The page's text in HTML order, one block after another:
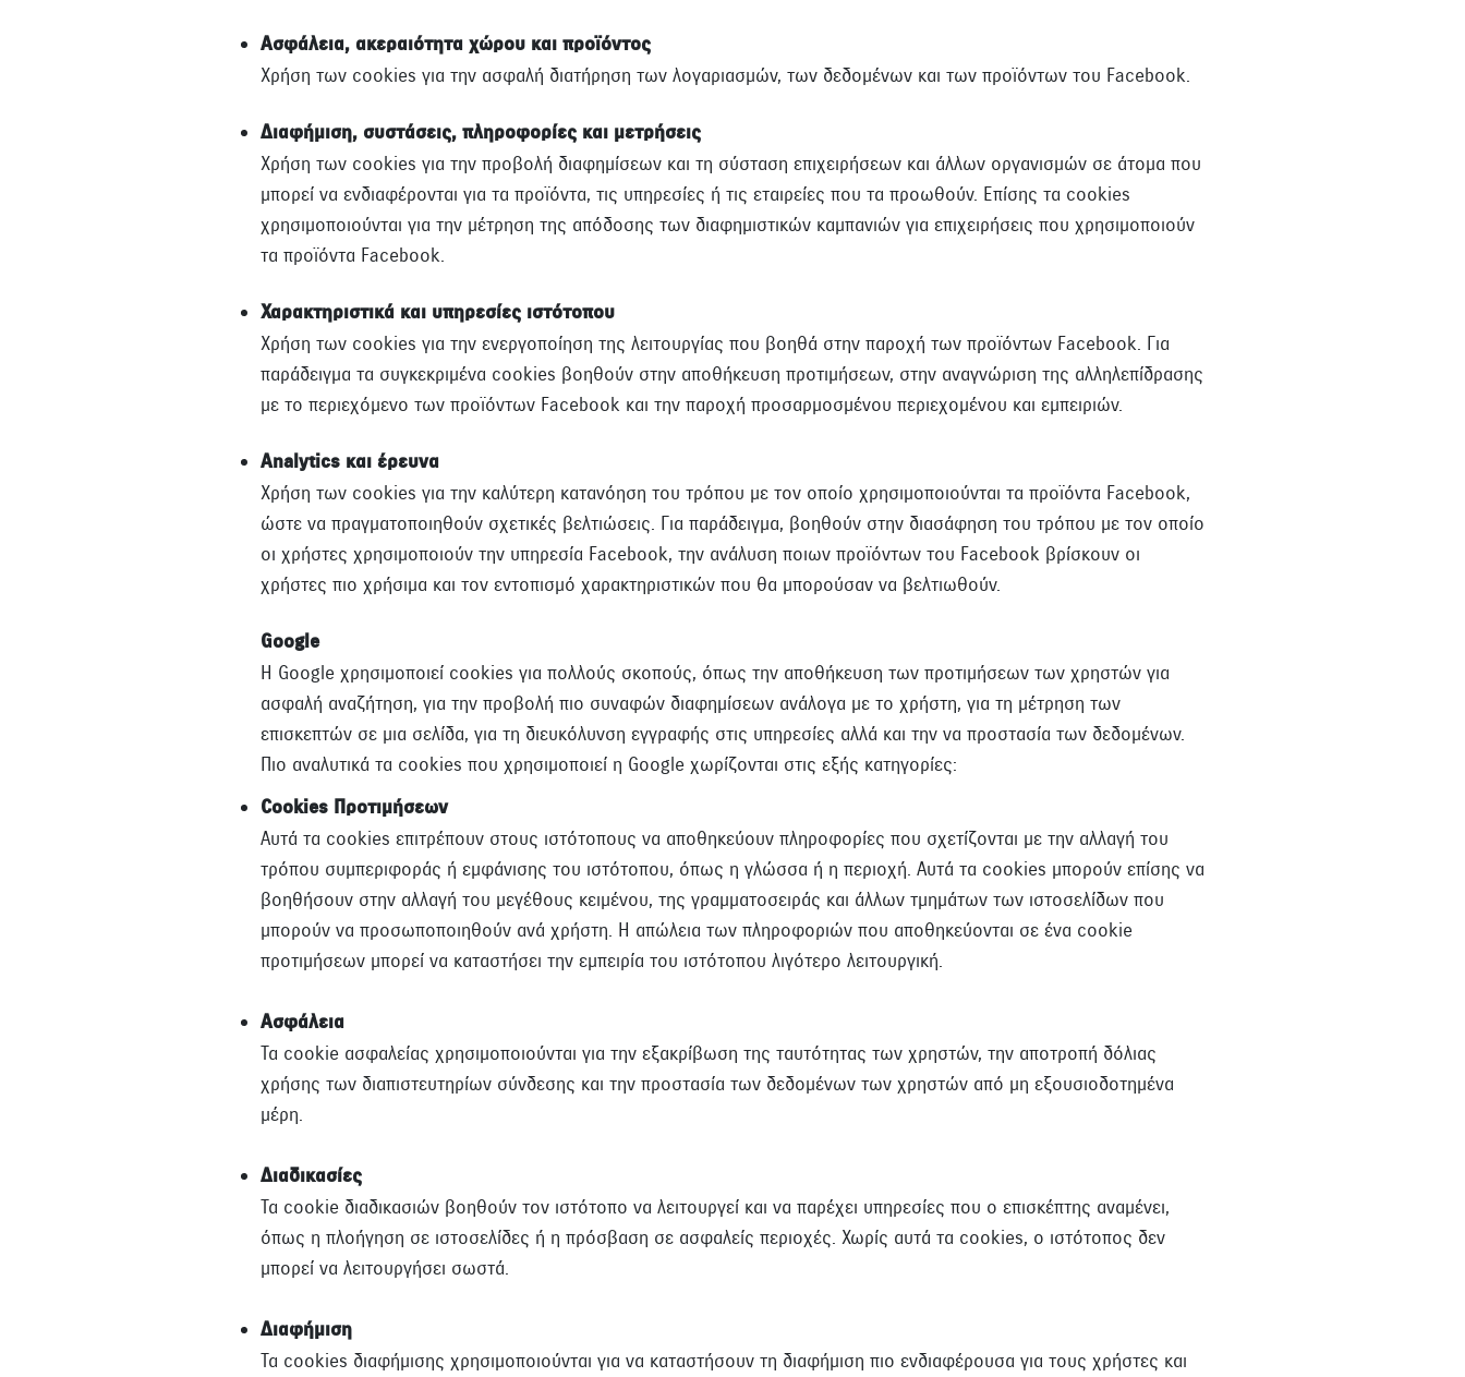
Ασφάλεια, ακεραιότητα χώρου και προϊόντος
Χρήση των cookies για την ασφαλή διατήρηση των λογαριασμών, των δεδομένων και των προϊόντων του Facebook.
Διαφήμιση, συστάσεις, πληροφορίες και μετρήσεις
Χρήση των cookies για την προβολή διαφημίσεων και τη σύσταση επιχειρήσεων και άλλων οργανισμών σε άτομα που
μπορεί να ενδιαφέρονται για τα προϊόντα, τις υπηρεσίες ή τις εταιρείες που τα προωθούν. Επίσης τα cookies
χρησιμοποιούνται για την μέτρηση της απόδοσης των διαφημιστικών καμπανιών για επιχειρήσεις που χρησιμοποιούν
τα προϊόντα Facebook.
Χαρακτηριστικά και υπηρεσίες ιστότοπου
Χρήση των cookies για την ενεργοποίηση της λειτουργίας που βοηθά στην παροχή των προϊόντων Facebook. Για
παράδειγμα τα συγκεκριμένα cookies βοηθούν στην αποθήκευση προτιμήσεων, στην αναγνώριση της αλληλεπίδρασης
με το περιεχόμενο των προϊόντων Facebook και την παροχή προσαρμοσμένου περιεχομένου και εμπειριών.
Analytics και έρευνα
Χρήση των cookies για την καλύτερη κατανόηση του τρόπου με τον οποίο χρησιμοποιούνται τα προϊόντα Facebook,
ώστε να πραγματοποιηθούν σχετικές βελτιώσεις. Για παράδειγμα, βοηθούν στην διασάφηση του τρόπου με τον οποίο
οι χρήστες χρησιμοποιούν την υπηρεσία Facebook, την ανάλυση ποιων προϊόντων του Facebook βρίσκουν οι
χρήστες πιο χρήσιμα και τον εντοπισμό χαρακτηριστικών που θα μπορούσαν να βελτιωθούν.
Google
Η Google χρησιμοποιεί cookies για πολλούς σκοπούς, όπως την αποθήκευση των προτιμήσεων των χρηστών για
ασφαλή αναζήτηση, για την προβολή πιο συναφών διαφημίσεων ανάλογα με το χρήστη, για τη μέτρηση των
επισκεπτών σε μια σελίδα, για τη διευκόλυνση εγγραφής στις υπηρεσίες αλλά και την να προστασία των δεδομένων.
Πιο αναλυτικά τα cookies που χρησιμοποιεί η Google χωρίζονται στις εξής κατηγορίες:
Cookies Προτιμήσεων
Αυτά τα cookies επιτρέπουν στους ιστότοπους να αποθηκεύουν πληροφορίες που σχετίζονται με την αλλαγή του
τρόπου συμπεριφοράς ή εμφάνισης του ιστότοπου, όπως η γλώσσα ή η περιοχή. Αυτά τα cookies μπορούν επίσης να
βοηθήσουν στην αλλαγή του μεγέθους κειμένου, της γραμματοσειράς και άλλων τμημάτων των ιστοσελίδων που
μπορούν να προσωποποιηθούν ανά χρήστη. Η απώλεια των πληροφοριών που αποθηκεύονται σε ένα cookie
προτιμήσεων μπορεί να καταστήσει την εμπειρία του ιστότοπου λιγότερο λειτουργική.
Ασφάλεια
Τα cookie ασφαλείας χρησιμοποιούνται για την εξακρίβωση της ταυτότητας των χρηστών, την αποτροπή δόλιας
χρήσης των διαπιστευτηρίων σύνδεσης και την προστασία των δεδομένων των χρηστών από μη εξουσιοδοτημένα
μέρη.
Διαδικασίες
Τα cookie διαδικασιών βοηθούν τον ιστότοπο να λειτουργεί και να παρέχει υπηρεσίες που ο επισκέπτης αναμένει,
όπως η πλοήγηση σε ιστοσελίδες ή η πρόσβαση σε ασφαλείς περιοχές. Χωρίς αυτά τα cookies, ο ιστότοπος δεν
μπορεί να λειτουργήσει σωστά.
Διαφήμιση
Τα cookies διαφήμισης χρησιμοποιούνται για να καταστήσουν τη διαφήμιση πιο ενδιαφέρουσα για τους χρήστες και